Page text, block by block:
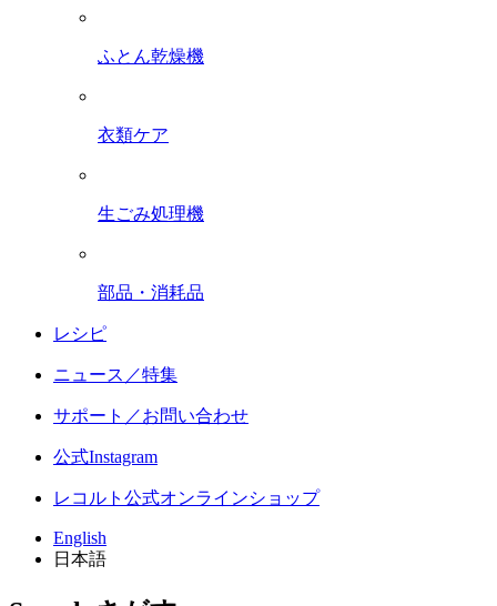
ふとん乾燥機
衣類ケア
生ごみ処理機
部品・消耗品
レシピ
ニュース／特集
サポート／お問い合わせ
公式Instagram
レコルト公式オンラインショップ
English
日本語